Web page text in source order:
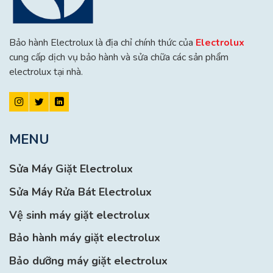
Bảo hành Electrolux là địa chỉ chính thức của Electrolux
cung cấp dịch vụ bảo hành và sửa chữa các sản phẩm
electrolux tại nhà.
MENU
Sửa Máy Giặt Electrolux
Sửa Máy Rửa Bát Electrolux
Vệ sinh máy giặt electrolux
Bảo hành máy giặt electrolux
Bảo dưỡng máy giặt electrolux